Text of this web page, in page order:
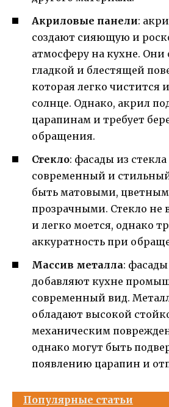
Акриловые панели:
создают сияющую и
атмосферу на кухне. Они
гладкой и блестящей
которая легко чистится
солнце. Однако, акрил
царапинам и требует
обращения.
Стекло: фасады из
современный и
быть матовыми,
прозрачными. Стекло не
и легко моется, однако
аккуратность при
Массив металла:
добавляют кухне
современный вид.
обладают высокой
механическим
однако могут быть
появлению царапин и
Популярные статьи